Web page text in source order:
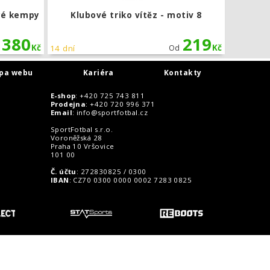
kempy
380Kč
Klubové triko vítěz - motiv 8
Od 219Kč
14 dní
webu Kariéra Kontakty
E-shop: +420 725 743 811
Prodejna: +420 720 996 371
Email: info@sportfotbal.cz
SportFotbal s.r.o.
Voroněžská 28
Praha 10 Vršovice
101 00
Č. účtu : 272830825 / 0300
IBAN : CZ70 0300 0000 0002 7283 0825